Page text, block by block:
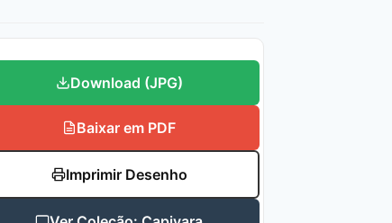
Download (JPG)
Baixar em PDF
Imprimir Desenho